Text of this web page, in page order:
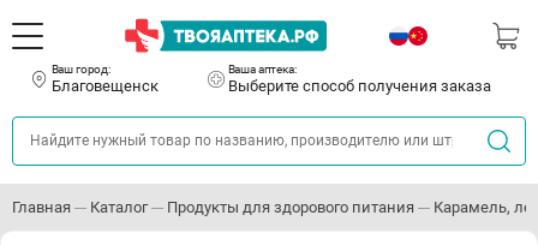
Ваш город:
Благовещенск
Ваша аптека:
Выберите способ получения заказа
Главная Каталог Продукты для здорового питания Карамель,